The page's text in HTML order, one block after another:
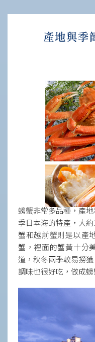
螃蟹非常多品種，產
季日本海的特產，大
蟹和越前蟹則是以產
蟹，裡面的蟹黃十分
道，秋冬兩季較易撈
調味也很好吃，做成